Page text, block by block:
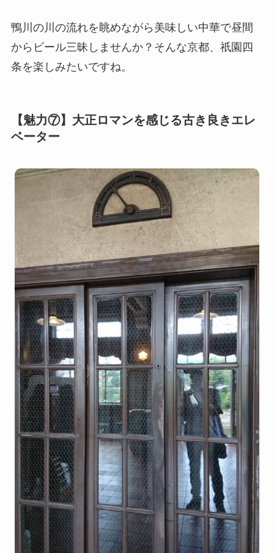
鴨川の川の流れを眺めながら美味しい中華で昼間
からビール三昧しませんか？そんな京都、祇園四
条を楽しみたいですね。
【魅力⑦】大正ロマンを感じる古き良きエレ
ベーター